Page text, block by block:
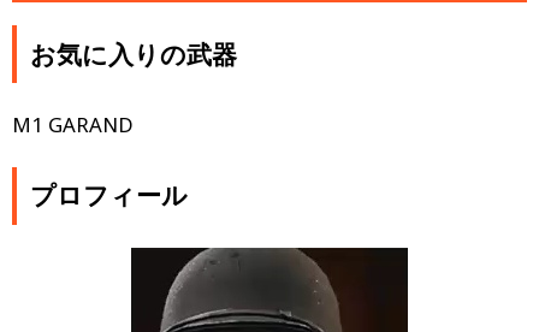
お気に入りの武器
M1 GARAND
プロフィール